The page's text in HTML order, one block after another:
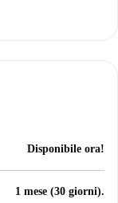
Disponibile ora!
1 mese (30 giorni).